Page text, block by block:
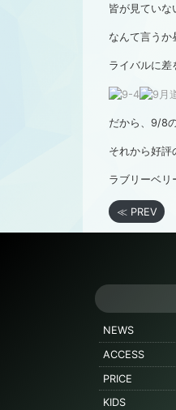
皆が見ていな
なんて言うか
ライバルに差
だから、9/8
それから好評
ラブリーベリ
≪ PREV
NEWS
ACCESS
PRICE
KIDS